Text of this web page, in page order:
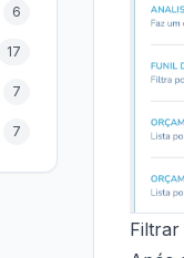
6
17
7
7